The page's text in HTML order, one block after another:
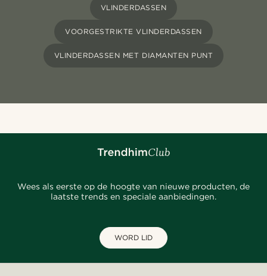
VLINDERDASSEN
VOORGESTRIKTE VLINDERDASSEN
VLINDERDASSEN MET DIAMANTEN PUNT
Wees als eerste op de hoogte van nieuwe producten, de
laatste trends en speciale aanbiedingen.
WORD LID